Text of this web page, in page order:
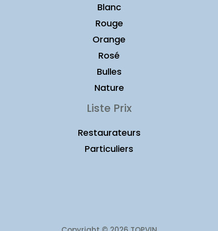
Blanc
Rouge
Orange
Rosé
Bulles
Nature
Liste Prix
Restaurateurs
Particuliers